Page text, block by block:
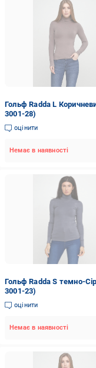
Гольф Radda L
3001-28)
оцінити
Немає в наявності
Гольф Radda S темно-
3001-23)
оцінити
Немає в наявності